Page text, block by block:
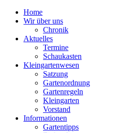
Home
Wir über uns
Chronik
Aktuelles
Termine
Schaukasten
Kleingartenwesen
Satzung
Gartenordnung
Gartenregeln
Kleingarten
Vorstand
Informationen
Gartentipps